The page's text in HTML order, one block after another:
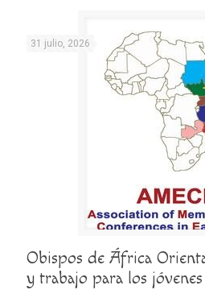
31 julio, 2026
Obispos de África
y trabajo para los jóvenes